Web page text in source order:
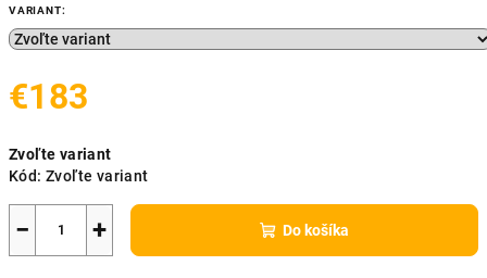
VARIANT:
€183
cena:
Zvoľte variant
Kód: Zvoľte variant
+
− Do košíka